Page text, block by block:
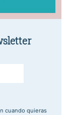
cuando quieras